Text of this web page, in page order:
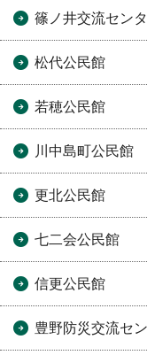
篠ノ井交流セン
松代公民館
若穂公民館
川中島町公民館
更北公民館
七二会公民館
信更公民館
豊野防災交流セ